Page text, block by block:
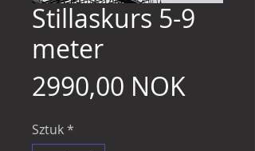
Stillaskurs 5-9
meter
2990,00 NOK
Sztuk*